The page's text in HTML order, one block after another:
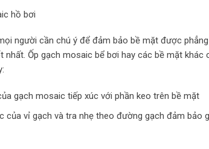
hồ bơi
người cần chú ý để đảm bảo bề mặt được
Ốp gạch mosaic bể bơi hay các bề mặt
gạch mosaic tiếp xúc với phần keo trên bề mặt
của vỉ gạch và tra nhẹ theo đường gạch đảm